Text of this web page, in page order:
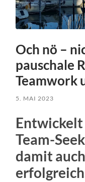
Och nö –
pauschale
Teamwork
5. MAI 2023
Entwickelt
Team-
damit